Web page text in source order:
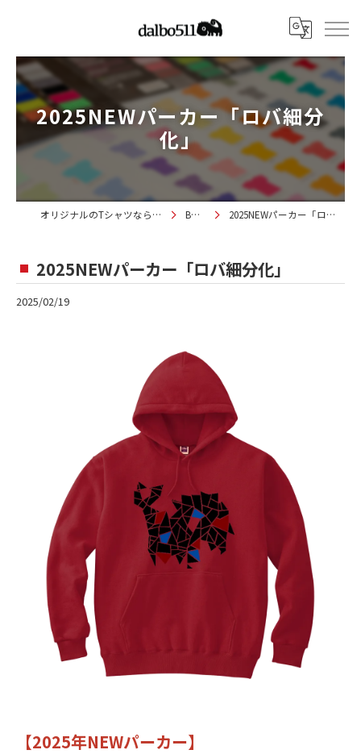
2025NEWパーカー「ロバ細分
化」
オリジナルのTシャツならdalbo511 BLOG 2025NEWパーカー「ロバ細分化」
2025NEWパーカー「ロバ細分化」
2025/02/19
【2025年NEWパーカー】